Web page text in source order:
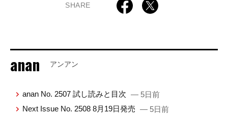
SHARE
anan アンアン
anan No. 2507 試し読みと目次 — 5日前
Next Issue No. 2508 8月19日発売 — 5日前